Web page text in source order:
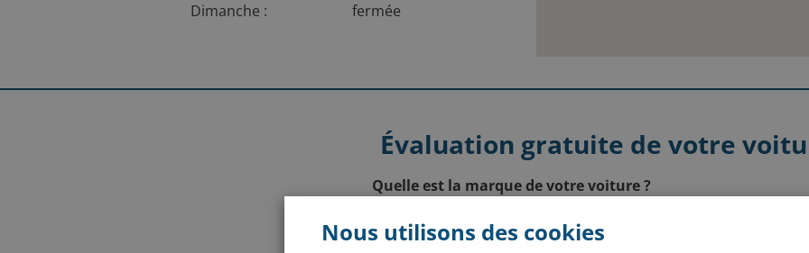
Dimanche :
fermée
Évaluation gratuite de votre
Quelle est la marque de votre voiture ?
Nous utilisons des cookies